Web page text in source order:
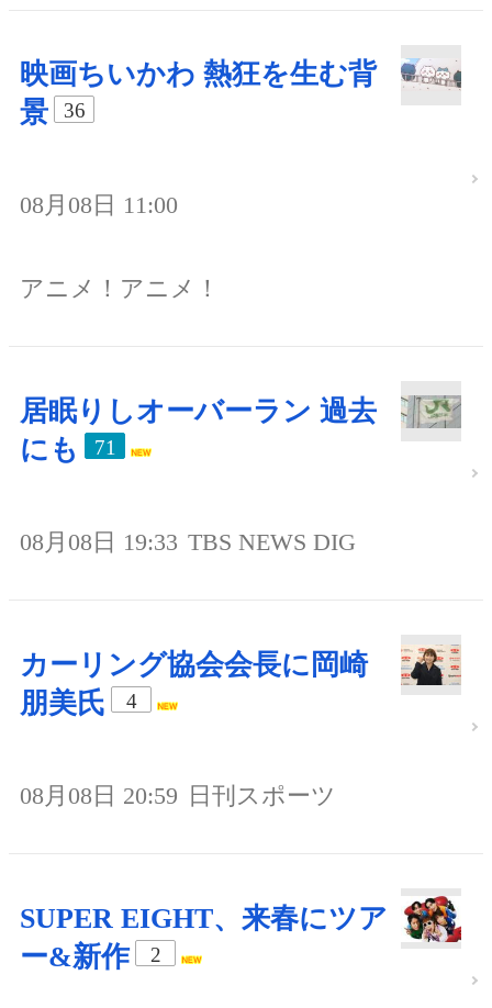
映画ちいかわ 熱狂を生む背
景
36
08月08日 11:00
アニメ！アニメ！
居眠りしオーバーラン 過去
にも
71
08月08日 19:33 TBS NEWS DIG
カーリング協会会長に岡崎
朋美氏
4
08月08日 20:59 日刊スポーツ
SUPER EIGHT、来春にツア
ー&新作
2